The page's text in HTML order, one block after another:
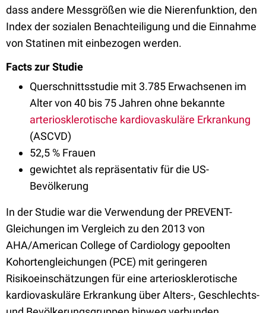
dass andere Messgrößen wie die Nierenfunktion, den
Index der sozialen Benachteiligung und die Einnahme
von Statinen mit einbezogen werden.
Facts zur Studie
Querschnittsstudie mit 3.785 Erwachsenen im
Alter von 40 bis 75 Jahren ohne bekannte
arteriosklerotische kardiovaskuläre Erkrankung
(ASCVD)
52,5 % Frauen
gewichtet als repräsentativ für die US-
Bevölkerung
In der Studie war die Verwendung der PREVENT-
Gleichungen im Vergleich zu den 2013 von
AHA/American College of Cardiology gepoolten
Kohortengleichungen (PCE) mit geringeren
Risikoeinschätzungen für eine arteriosklerotische
kardiovaskuläre Erkrankung über Alters-, Geschlechts-